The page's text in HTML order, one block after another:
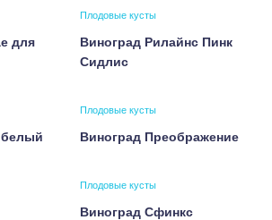
для
Плодовые кусты
Виноград Рилайнс Пинк
Сидлис
белый
Плодовые кусты
Виноград Преображение
Плодовые кусты
Виноград Сфинкс